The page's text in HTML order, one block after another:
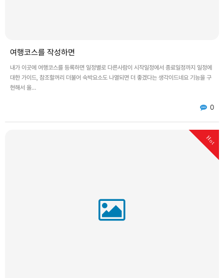
여행코스를 작성하면
내가 이곳에 여행코스를 등록하면 일정별로 다른사람이 시작일정에서 종료일정까지 일정에
대한 가이드, 참조할꺼리 더불어 숙박요소도 나열되면 더 좋겠다는 생각이드네요 기능을 구
현해서 올…
0
Hot